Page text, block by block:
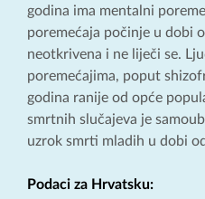
godina ima mentalni
poremećaja počinje u dobi
neotkrivena i ne liječi se.
poremećajima, poput
godina ranije od opće
smrtnih slučajeva je
uzrok smrti mladih u dobi
Podaci za Hrvatsku: